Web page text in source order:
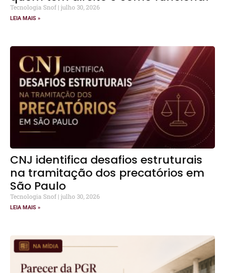
Tecnologia Snof julho 30, 2026
LEIA MAIS »
CNJ identifica desafios estruturais
na tramitação dos precatórios em
São Paulo
Tecnologia Snof julho 30, 2026
LEIA MAIS »